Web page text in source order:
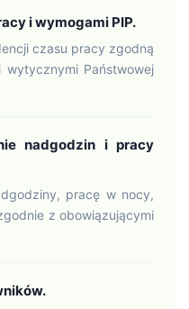
i wymogami PIP.
czasu pracy zgodną
Państwowej
nadgodzin i pracy
pracę w nocy,
z obowiązującymi